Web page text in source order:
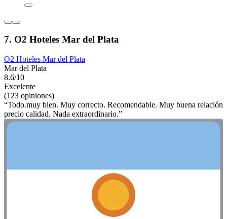
7. O2 Hoteles Mar del Plata
O2 Hoteles Mar del Plata
Mar del Plata
8.6/10
Excelente
(123 opiniones)
“Todo.muy bien. Muy correcto. Recomendable. Muy buena relación
precio calidad. Nada extraordinario.”